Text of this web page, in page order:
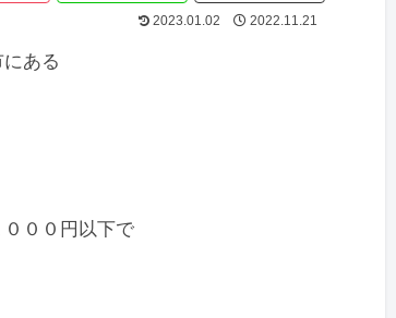
2023.01.02
2022.11.21
ある
００円以下で